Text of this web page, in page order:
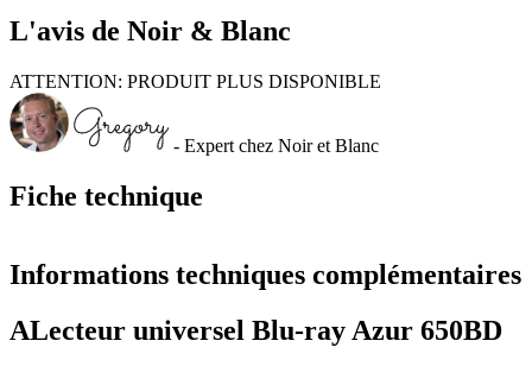
Fiche technique
Informations techniques complémentaires
ALecteur universel Blu-ray Azur 650BD
L'avis de Noir & Blanc
ATTENTION: PRODUIT PLUS DISPONIBLE
- Expert chez Noir et Blanc